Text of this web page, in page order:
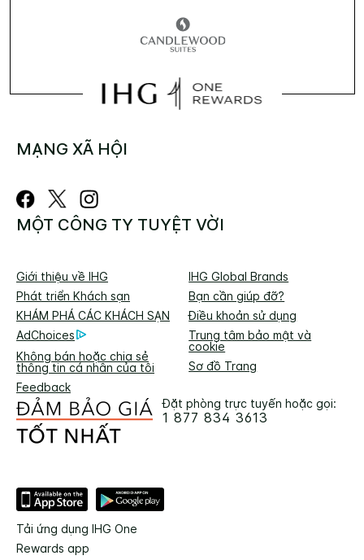
MẠNG XÃ HỘI
MỘT CÔNG TY TUYỆT VỜI
Giới thiệu về IHG
IHG Global Brands
Phát triển Khách sạn
Bạn cần giúp đỡ?
KHÁM PHÁ CÁC KHÁCH SẠN
Điều khoản sử dụng
AdChoices
Trung tâm bảo mật và
cookie
Không bán hoặc chia sẻ
thông tin cá nhân của tôi
Sơ đồ Trang
Feedback
Đặt phòng trực tuyến hoặc gọi:
1 877 834 3613
Tải ứng dụng IHG One
Rewards app